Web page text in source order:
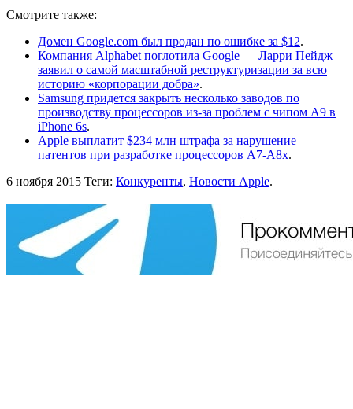
Смотрите также:
Домен Google.com был продан по ошибке за $12.
Компания Alphabet поглотила Google — Ларри Пейдж
заявил о самой масштабной реструктуризации за всю
историю «корпорации добра».
Samsung придется закрыть несколько заводов по
производству процессоров из-за проблем с чипом A9 в
iPhone 6s.
Apple выплатит $234 млн штрафа за нарушение
патентов при разработке процессоров A7-A8x.
6 ноября 2015 Теги: Конкуренты, Новости Apple.